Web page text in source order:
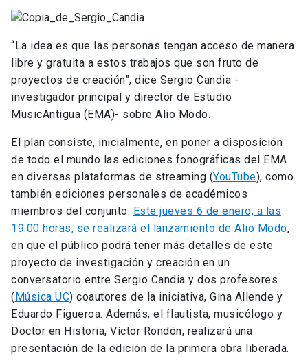
“La idea es que las personas tengan acceso de manera
libre y gratuita a estos trabajos que son fruto de
proyectos de creación”, dice Sergio Candia -
investigador principal y director de Estudio
MusicAntigua (EMA)- sobre Alio Modo.
El plan consiste, inicialmente, en poner a disposición
de todo el mundo las ediciones fonográficas del EMA
en diversas plataformas de streaming (YouTube), como
también ediciones personales de académicos
miembros del conjunto. Este jueves 6 de enero, a las
19:00 horas, se realizará el lanzamiento de Alio Modo,
en que el público podrá tener más detalles de este
proyecto de investigación y creación en un
conversatorio entre Sergio Candia y dos profesores
(Música UC) coautores de la iniciativa, Gina Allende y
Eduardo Figueroa. Además, el flautista, musicólogo y
Doctor en Historia, Víctor Rondón, realizará una
presentación de la edición de la primera obra liberada.